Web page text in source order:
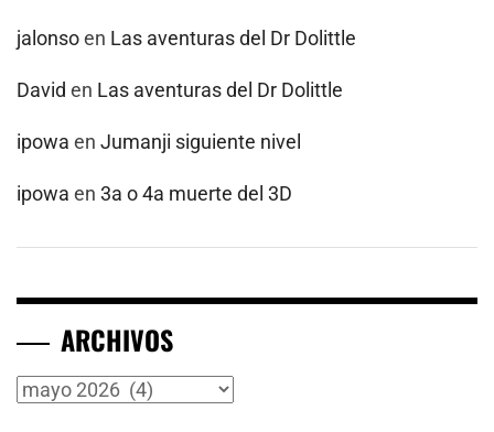
jalonsoen Las aventuras del Dr Dolittle
David en Las aventuras del Dr Dolittle
ipowa en Jumanji siguiente nivel
ipowa en 3a o 4a muerte del 3D
ARCHIVOS
Archivos